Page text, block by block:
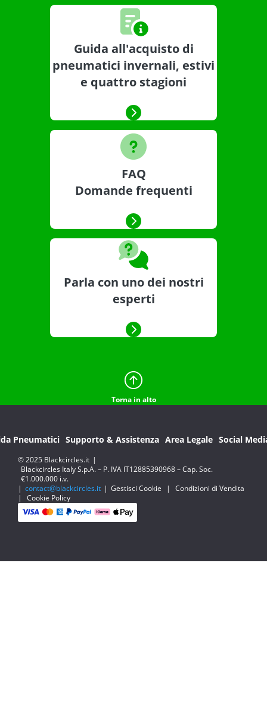
Guida all'acquisto di
pneumatici invernali, estivi
e quattro stagioni
FAQ
Domande frequenti
Parla con uno dei nostri
esperti
Torna in alto
Pneumatici Supporto & Assistenza Area Legale Social
© 2025 Blackcircles.it |
Blackcircles Italy S.p.A. – P. IVA IT12885390968 – Cap. Soc.
€1.000.000 i.v.
| contact@blackcircles.it | Gestisci Cookie |
Condizioni di Vendita
|
Cookie Policy